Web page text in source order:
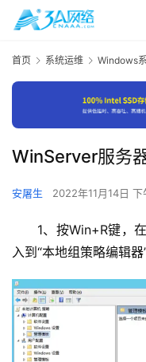
首页 系统运维 Windows
WinServer服务
安屠生 2022年11月14日
1、按Win+R键，
入到“本地组策略编辑器”